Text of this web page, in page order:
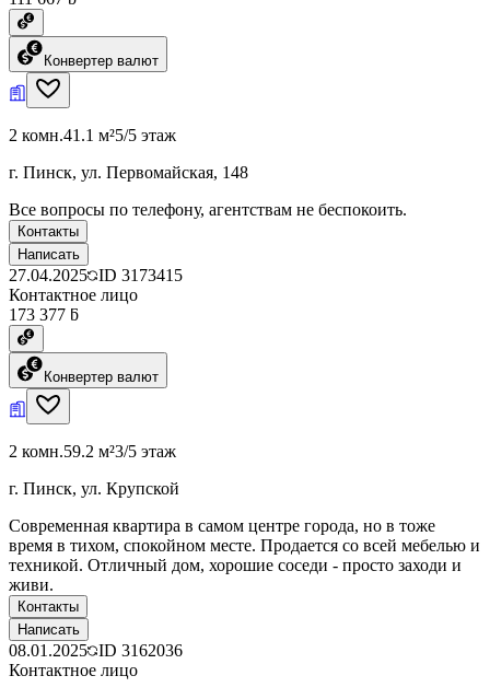
Конвертер валют
2 комн.41.1 м²5/5 этаж
г. Пинск, ул. Первомайская, 148
Все вопросы по телефону, агентствам не беспокоить.
Контакты
Написать
27.04.2025 ID 3173415
Контактное лицо
173 377 ƃ
Конвертер валют
2 комн.59.2 м²3/5 этаж
г. Пинск, ул. Крупской
Современная квартира в самом центре города, но в тоже
время в тихом, спокойном месте. Продается со всей мебелью и
техникой. Отличный дом, хорошие соседи - просто заходи и
живи.
Контакты
Написать
08.01.2025 ID 3162036
Контактное лицо